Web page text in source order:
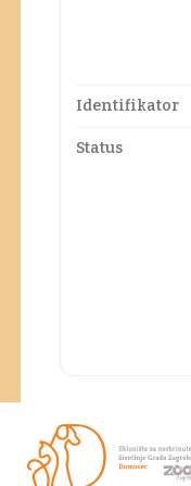
Identifikator
Status